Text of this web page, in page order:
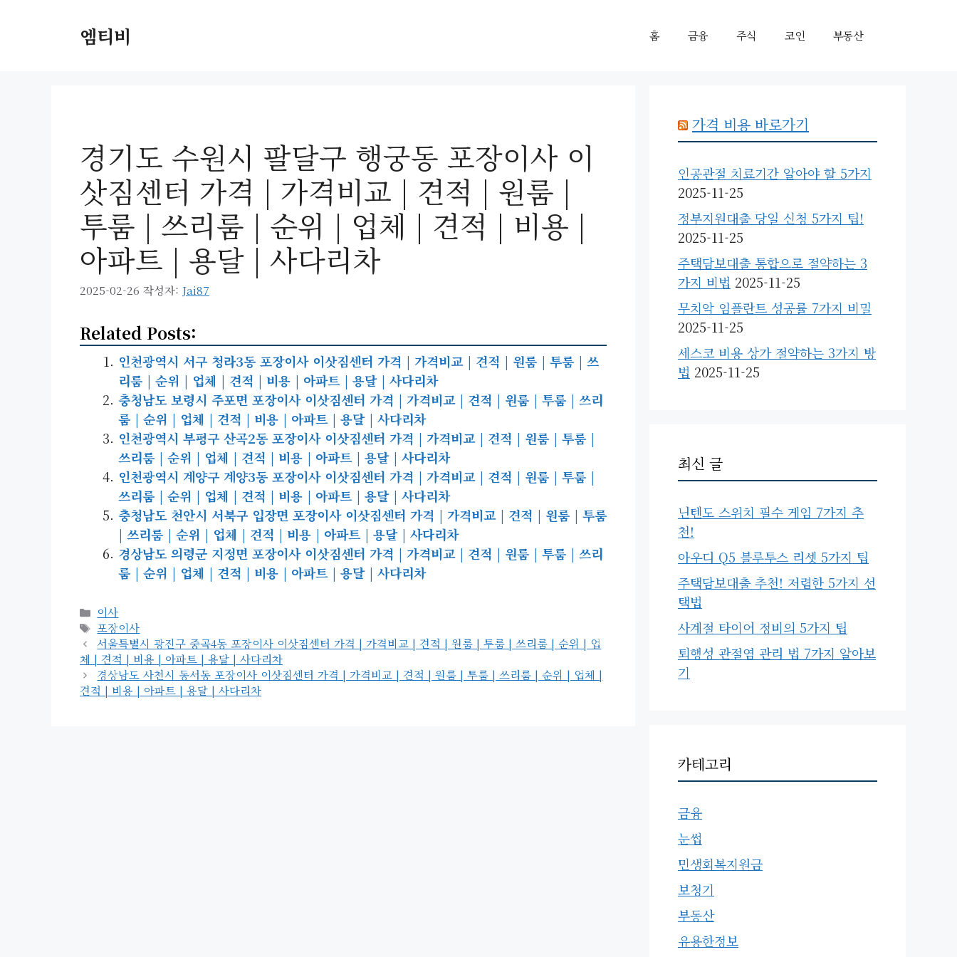
엠티비 홈 금융 주식 코인 부동산
경기도 수원시 팔달구 행궁동 포장이사 이
삿짐센터 가격 | 가격비교 | 견적 | 원룸 |
투룸 | 쓰리룸 | 순위 | 업체 | 견적 | 비용 |
아파트 | 용달 | 사다리차
2025-02-26 작성자: Jai87
Related Posts:
인천광역시 서구 청라3동 포장이사 이삿짐센터 가격 | 가격비교 | 견적 | 원룸 | 투룸 | 쓰
리룸 | 순위 | 업체 | 견적 | 비용 | 아파트 | 용달 | 사다리차
충청남도 보령시 주포면 포장이사 이삿짐센터 가격 | 가격비교 | 견적 | 원룸 | 투룸 | 쓰리
룸 | 순위 | 업체 | 견적 | 비용 | 아파트 | 용달 | 사다리차
인천광역시 부평구 산곡2동 포장이사 이삿짐센터 가격 | 가격비교 | 견적 | 원룸 | 투룸 |
쓰리룸 | 순위 | 업체 | 견적 | 비용 | 아파트 | 용달 | 사다리차
인천광역시 계양구 계양3동 포장이사 이삿짐센터 가격 | 가격비교 | 견적 | 원룸 | 투룸 |
쓰리룸 | 순위 | 업체 | 견적 | 비용 | 아파트 | 용달 | 사다리차
충청남도 천안시 서북구 입장면 포장이사 이삿짐센터 가격 | 가격비교 | 견적 | 원룸 | 투룸
| 쓰리룸 | 순위 | 업체 | 견적 | 비용 | 아파트 | 용달 | 사다리차
경상남도 의령군 지정면 포장이사 이삿짐센터 가격 | 가격비교 | 견적 | 원룸 | 투룸 | 쓰리
룸 | 순위 | 업체 | 견적 | 비용 | 아파트 | 용달 | 사다리차
카
테
고
리
이사
태
그
포장이사
서울특별시 광진구 중곡4동 포장이사 이삿짐센터 가격 | 가격비교 | 견적 | 원룸 | 투룸 | 쓰리룸 | 순위 | 업
체 | 견적 | 비용 | 아파트 | 용달 | 사다리차
경상남도 사천시 동서동 포장이사 이삿짐센터 가격 | 가격비교 | 견적 | 원룸 | 투룸 | 쓰리룸 | 순위 | 업체 |
견적 | 비용 | 아파트 | 용달 | 사다리차
가격 비용 바로가기
인공관절 치료기간 알아야 할 5가지
2025-11-25
정부지원대출 당일 신청 5가지 팁!
2025-11-25
주택담보대출 통합으로 절약하는 3
가지 비법 2025-11-25
무치악 임플란트 성공률 7가지 비밀
2025-11-25
세스코 비용 상가 절약하는 3가지 방
법 2025-11-25
최신 글
닌텐도 스위치 필수 게임 7가지 추
천!
아우디 Q5 블루투스 리셋 5가지 팁
주택담보대출 추천! 저렴한 5가지 선
택법
사계절 타이어 정비의 5가지 팁
퇴행성 관절염 관리 법 7가지 알아보
기
카테고리
금융
눈썹
민생회복지원금
보청기
부동산
유용한정보